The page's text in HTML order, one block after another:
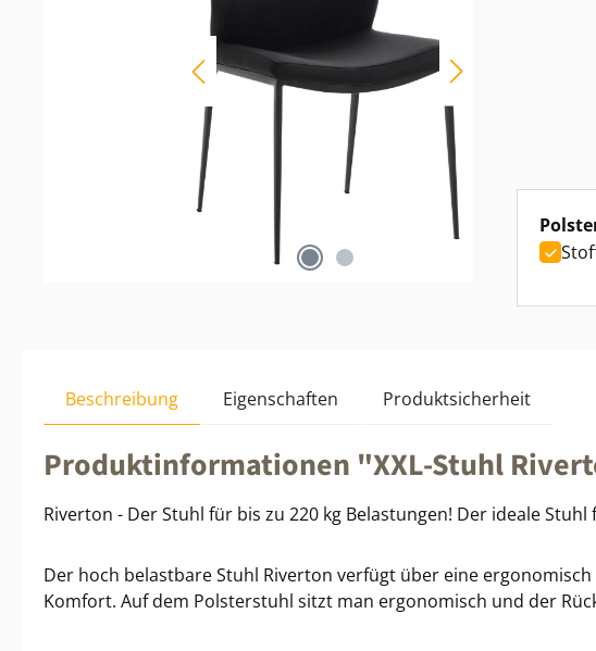
Beschreibung Eigenschaften Produktsicherheit
Produktinformationen "XXL-Stuhl
Riverton - Der Stuhl für bis zu 220 kg Belastungen! Der ideale
Der hoch belastbare Stuhl Riverton verfügt über eine
Komfort. Auf dem Polsterstuhl sitzt man ergonomisch und der